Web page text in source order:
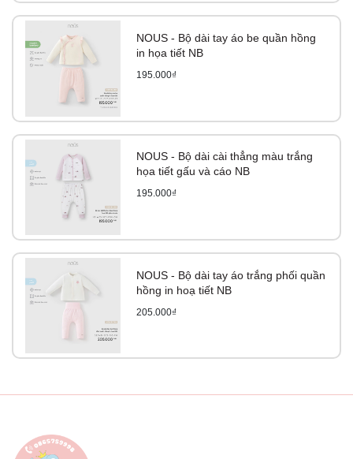
NOUS - Bộ dài tay áo be quần hồng
in họa tiết NB
195.000₫
NOUS - Bộ dài cài thẳng màu trắng
họa tiết gấu và cáo NB
195.000₫
NOUS - Bộ dài tay áo trắng phối quần
hồng in hoạ tiết NB
205.000₫